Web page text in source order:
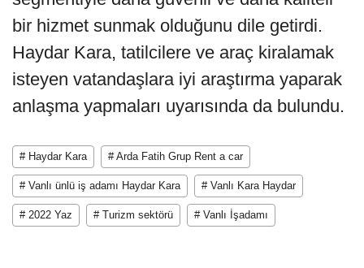
bir hizmet sunmak olduğunu dile getirdi.
Haydar Kara, tatilcilere ve araç kiralamak
isteyen vatandaşlara iyi araştırma yaparak
anlaşma yapmaları uyarısında da bulundu.
# Haydar Kara # Arda Fatih Grup Rent a car
# Vanlı ünlü iş adamı Haydar Kara # Vanlı Kara Haydar
# 2022 Yaz # Turizm sektörü # Vanlı İşadamı